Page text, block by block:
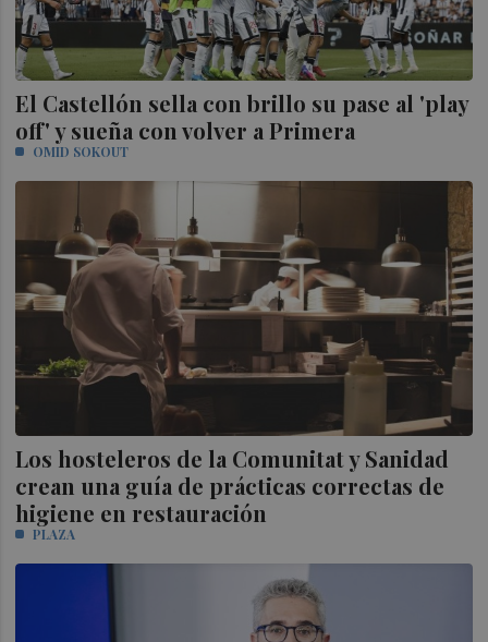
El Castellón sella con brillo su pase al 'play
off' y sueña con volver a Primera
OMID SOKOUT
Los hosteleros de la Comunitat y Sanidad
crean una guía de prácticas correctas de
higiene en restauración
PLAZA